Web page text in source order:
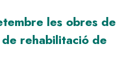
les obres de
rehabilitació de